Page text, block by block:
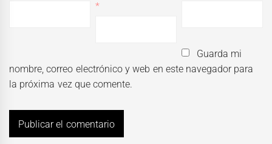
*
Guarda mi
nombre, correo electrónico y web en este navegador para
la próxima vez que comente.